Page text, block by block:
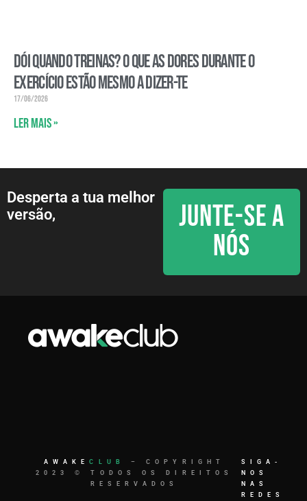
Dói quando treinas? O que as dores durante o
exercício estão mesmo a dizer-te
17/06/2026
Ler mais »
Desperta a tua melhor
versão,
JUNTE-SE A
NÓS
AWAKECLUB
– COPYRIGHT
2023 © TODOS OS DIREITOS
RESERVADOS
SIGA-
NOS
NAS
REDES